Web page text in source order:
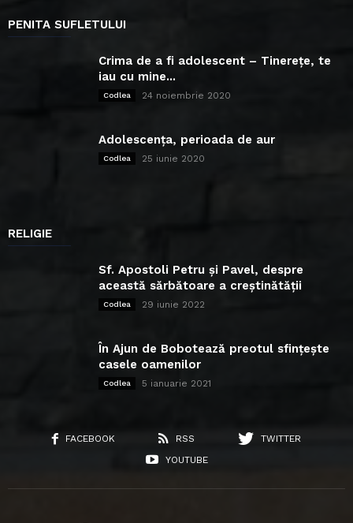
PENITA SUFLETULUI
Crima de a fi adolescent – Tinerețe, te
iau cu mine...
Codlea 24 noiembrie 2020
Adolescența, perioada de aur
Codlea 25 iunie 2020
RELIGIE
Sf. Apostoli Petru și Pavel, despre
această sărbătoare a creștinătății
Codlea 29 iunie 2022
În Ajun de Bobotează preotul sfințește
casele oamenilor
Codlea 5 ianuarie 2021
FACEBOOK RSS
TWITTER
YOUTUBE